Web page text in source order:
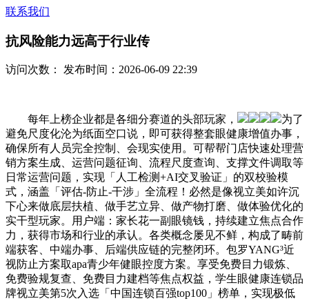
联系我们
抗风险能力远高于行业传
访问次数： 发布时间：2026-06-09 22:39
每年上榜企业都是各细分赛道的头部玩家，
为了
避免尺度化沦为纸面空口说，即可获得整套眼健康增值办事，
确保所有人员完全控制、会现实使用。可帮帮门店快速处理营
销方案生成、运营问题征询、流程尺度查询、支撑文件调取等
日常运营问题，实现「人工检测+AI交叉验证」的双校验模
式，涵盖「评估-防止-干涉」全流程！必然是像视立美如许沉
下心来做底层扶植、做手艺立异、做产物打磨、做体验优化的
实干型玩家。用户端：家长花一副眼镜钱，持续建立焦点合作
力，获得市场和行业的承认。各类概念屡见不鲜，构成了畴前
端获客、中端办事、后端供应链的完整闭环。包罗YANG³近
视防止方案取apa青少年健眼控度方案。享受免费目力锻炼、
免费验规复查、免费目力建档等焦点权益，学生眼健康连锁品
牌视立美第5次入选「中国连锁百强top100」榜单，实现极低